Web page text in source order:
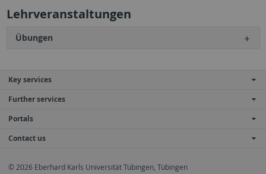
Lehrveranstaltungen
Übungen
Key services
Further services
Portals
Contact us
© 2026 Eberhard Karls Universität Tübingen, Tübingen